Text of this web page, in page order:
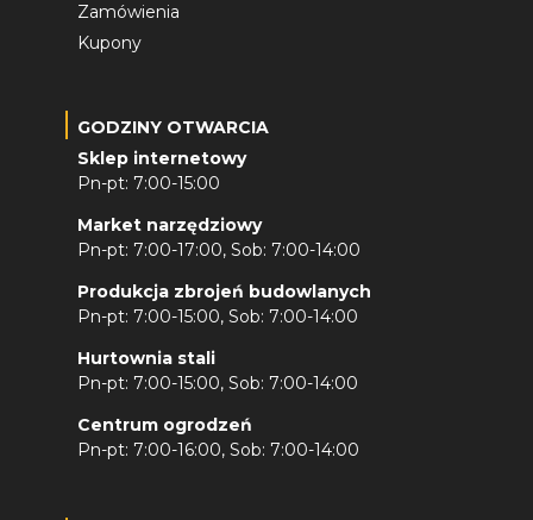
Zamówienia
Kupony
GODZINY OTWARCIA
Sklep internetowy
Pn-pt: 7:00-15:00
Market narzędziowy
Pn-pt: 7:00-17:00, Sob: 7:00-14:00
Produkcja zbrojeń budowlanych
Pn-pt: 7:00-15:00, Sob: 7:00-14:00
Hurtownia stali
Pn-pt: 7:00-15:00, Sob: 7:00-14:00
Centrum ogrodzeń
Pn-pt: 7:00-16:00, Sob: 7:00-14:00